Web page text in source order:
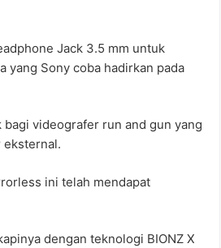
Jack 3.5 mm untuk
yang Sony coba hadirkan pada
videografer run and gun yang
eksternal.
ini telah mendapat
dengan teknologi BIONZ X